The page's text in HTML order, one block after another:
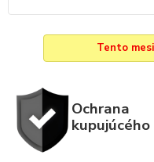
Tento
Ochrana
kupujúcého